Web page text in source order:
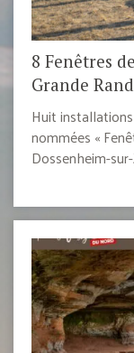
8 Fenêtres
Grande
Huit
nommées «
Dossenheim-